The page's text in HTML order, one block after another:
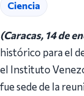
Ciencia
(Caracas, 14 de
histórico para el
el Instituto
fue sede de la